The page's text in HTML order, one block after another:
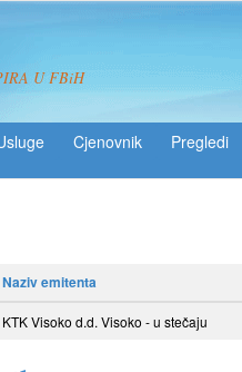
U FBiH
Pregledi
Naziv emitenta
KTK Visoko d.d. Visoko - u stečaju